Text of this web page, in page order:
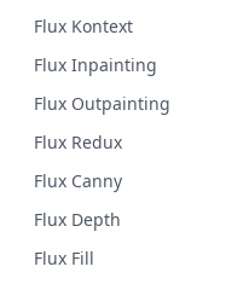
Flux Kontext
Flux Inpainting
Flux Outpainting
Flux Redux
Flux Canny
Flux Depth
Flux Fill